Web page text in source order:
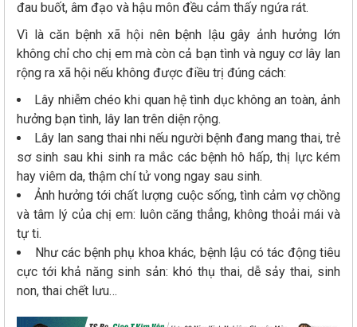
đau buốt, âm đạo và hậu môn đều cảm thấy ngứa rát.
Vì là căn bệnh xã hội nên bệnh lậu gây ảnh hưởng lớn
không chỉ cho chị em mà còn cả bạn tình và nguy cơ lây lan
rộng ra xã hội nếu không được điều trị đúng cách:
Lây nhiễm chéo khi quan hệ tình dục không an toàn, ảnh
hưởng bạn tình, lây lan trên diện rộng.
Lây lan sang thai nhi nếu người bệnh đang mang thai, trẻ
sơ sinh sau khi sinh ra mắc các bệnh hô hấp, thị lực kém
hay viêm da, thậm chí tử vong ngay sau sinh.
Ảnh hưởng tới chất lượng cuộc sống, tình cảm vợ chồng
và tâm lý của chị em: luôn căng thẳng, không thoải mái và
tự ti.
Như các bệnh phụ khoa khác, bệnh lậu có tác động tiêu
cực tới khả năng sinh sản: khó thụ thai, dễ sảy thai, sinh
non, thai chết lưu…